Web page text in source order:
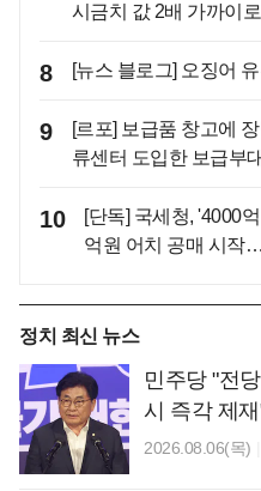
시금치 값 2배 가까이
8 [뉴스 블로그] 오징어
9
[르포] 보급품 창고에
류센터 도입한 보급부
10
[단독] 국세청, '4000
억원 어치 공매 시작
정치 최신 뉴스
민주당 "전
시 즉각 제
2026.08.06(목)